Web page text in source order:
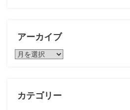
アーカイブ
ア
ブ
カテゴリー